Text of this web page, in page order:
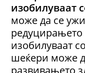
изобилуваат
може да се
редуцирањето
изобилуваат
шеќери може
развивањето